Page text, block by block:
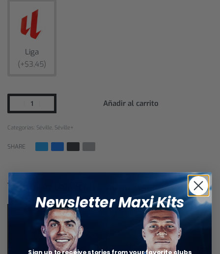
Liga
(+$3,45)
Añadir al carrito
Categorías: Séville Séville+
SHARE
También te recomendamos…
Newsletter Maxi Kits
Sign up to receive stories from your favorite clubs